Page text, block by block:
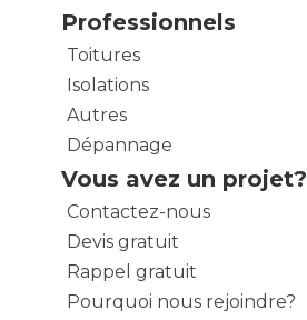
Professionnels
Toitures
Isolations
Autres
Dépannage
Vous avez un projet?
Contactez-nous
Devis gratuit
Rappel gratuit
Pourquoi nous rejoindre?